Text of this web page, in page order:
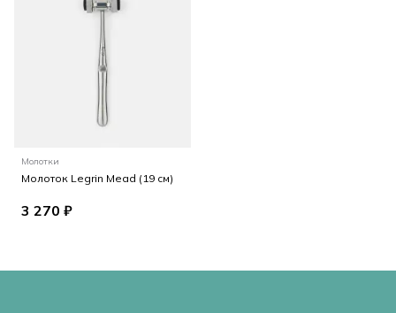
Молотки
Молоток Legrin Mead (19 см)
3 270 ₽